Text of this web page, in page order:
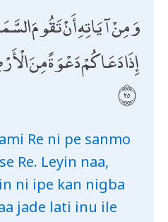
وَمِنْ آيَاتِهِ أَنْ تَقُومَ
إِذَا دَعَاكُمْ دَعْوَةً مِنَ
Re ni pe sanmo
Re. Leyin naa,
ni ipe kan nigba
jade lati inu ile